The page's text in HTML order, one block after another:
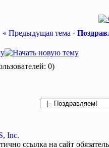
« Предыдущая тема ·
0)
Inc.
ссылка на сайт